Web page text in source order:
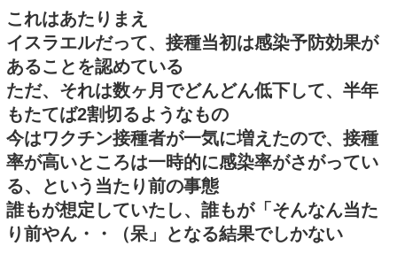
これはあたりまえ
イスラエルだって、接種当初は感染予防効果が
あることを認めている
ただ、それは数ヶ月でどんどん低下して、半年
もたてば2割切るようなもの
今はワクチン接種者が一気に増えたので、接種
率が高いところは一時的に感染率がさがってい
る、という当たり前の事態
誰もが想定していたし、誰もが「そんなん当た
り前やん・・（呆」となる結果でしかない